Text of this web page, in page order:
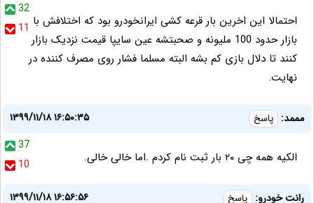
32
11 احتمالا این اخرین بار قرعه کشی ایرانخودرو بود که اختلافش با
بازار حدود 100 ملیونه و صحبتشه عین سایپا قیمت نزدیک بازار
کنند تا دلال بازی کم بشه البته مسلما فشار روی مصرف کننده در
نهایت.
مممد: پاسخ
۱۳۹۹/۱۱/۱۸ ۱۶:۵۰:۳۵
37
10
الکیه همه چی ۲۰ بار ثبت نام کردم .اما خالی خالی.
رانت خودرو: پاسخ
۱۳۹۹/۱۱/۱۸ ۱۶:۵۶:۵۶